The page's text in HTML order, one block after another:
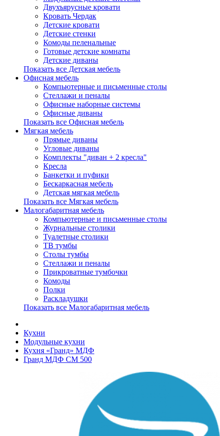
Двухъярусные кровати
Кровать Чердак
Детские кровати
Детские стенки
Комоды пеленальные
Готовые детские комнаты
Детские диваны
Показать все Детская мебель
Офисная мебель
Компьютерные и письменные столы
Стеллажи и пеналы
Офисные наборные системы
Офисные диваны
Показать все Офисная мебель
Мягкая мебель
Прямые диваны
Угловые диваны
Комплекты "диван + 2 кресла"
Кресла
Банкетки и пуфики
Бескаркасная мебель
Детская мягкая мебель
Показать все Мягкая мебель
Малогабаритная мебель
Компьютерные и письменные столы
Журнальные столики
Туалетные столики
ТВ тумбы
Столы тумбы
Стеллажи и пеналы
Прикроватные тумбочки
Комоды
Полки
Раскладушки
Показать все Малогабаритная мебель
Кухни
Модульные кухни
Кухня «Гранд» МДФ
Гранд МДФ СМ 500